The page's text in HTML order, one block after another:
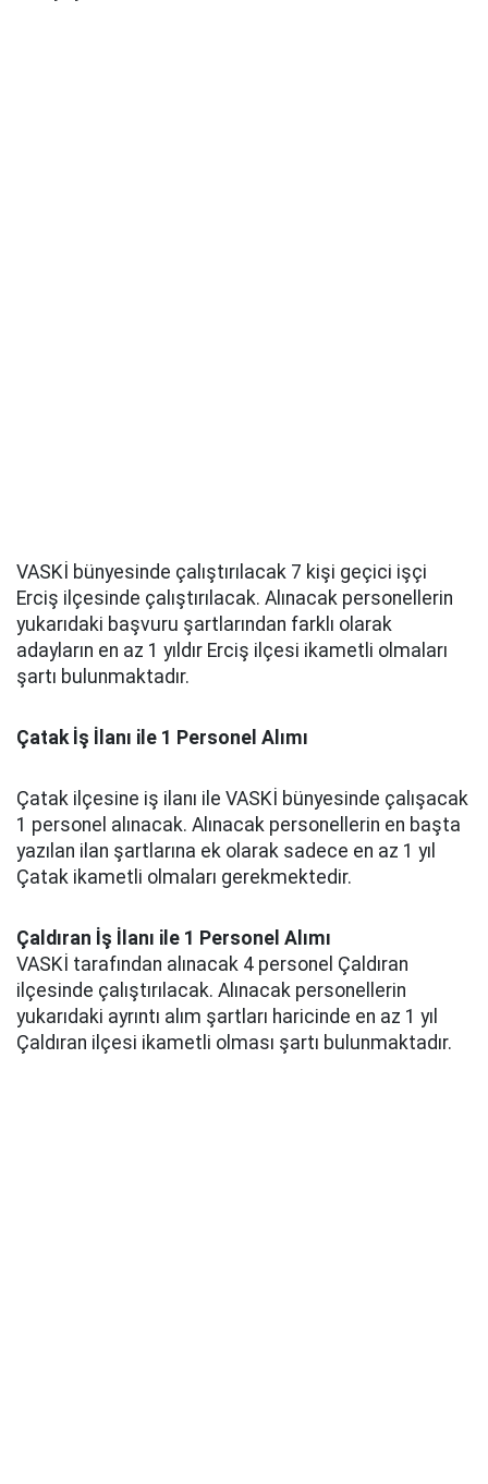
VASKİ bünyesinde çalıştırılacak 7 kişi geçici işçi
Erciş ilçesinde çalıştırılacak. Alınacak personellerin
yukarıdaki başvuru şartlarından farklı olarak
adayların en az 1 yıldır Erciş ilçesi ikametli olmaları
şartı bulunmaktadır.
Çatak İş İlanı ile 1 Personel Alımı
Çatak ilçesine iş ilanı ile VASKİ bünyesinde çalışacak
1 personel alınacak. Alınacak personellerin en başta
yazılan ilan şartlarına ek olarak sadece en az 1 yıl
Çatak ikametli olmaları gerekmektedir.
Çaldıran İş İlanı ile 1 Personel Alımı
VASKİ tarafından alınacak 4 personel Çaldıran
ilçesinde çalıştırılacak. Alınacak personellerin
yukarıdaki ayrıntı alım şartları haricinde en az 1 yıl
Çaldıran ilçesi ikametli olması şartı bulunmaktadır.